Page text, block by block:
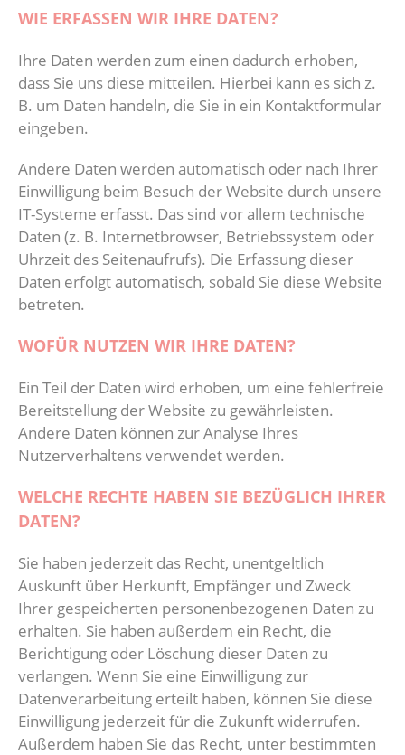
WIE ERFASSEN WIR IHRE DATEN?
Ihre Daten werden zum einen dadurch erhoben,
dass Sie uns diese mitteilen. Hierbei kann es sich z.
B. um Daten handeln, die Sie in ein Kontaktformular
eingeben.
Andere Daten werden automatisch oder nach Ihrer
Einwilligung beim Besuch der Website durch unsere
IT-Systeme erfasst. Das sind vor allem technische
Daten (z. B. Internetbrowser, Betriebssystem oder
Uhrzeit des Seitenaufrufs). Die Erfassung dieser
Daten erfolgt automatisch, sobald Sie diese Website
betreten.
WOFÜR NUTZEN WIR IHRE DATEN?
Ein Teil der Daten wird erhoben, um eine fehlerfreie
Bereitstellung der Website zu gewährleisten.
Andere Daten können zur Analyse Ihres
Nutzerverhaltens verwendet werden.
WELCHE RECHTE HABEN SIE BEZÜGLICH IHRER
DATEN?
Sie haben jederzeit das Recht, unentgeltlich
Auskunft über Herkunft, Empfänger und Zweck
Ihrer gespeicherten personenbezogenen Daten zu
erhalten. Sie haben außerdem ein Recht, die
Berichtigung oder Löschung dieser Daten zu
verlangen. Wenn Sie eine Einwilligung zur
Datenverarbeitung erteilt haben, können Sie diese
Einwilligung jederzeit für die Zukunft widerrufen.
Außerdem haben Sie das Recht, unter bestimmten